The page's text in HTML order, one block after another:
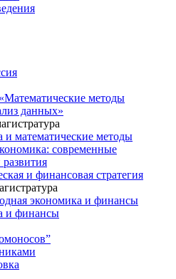
методы
данных»
и математические методы
современные
и финансовая стратегия
экономика и финансы
и финансы